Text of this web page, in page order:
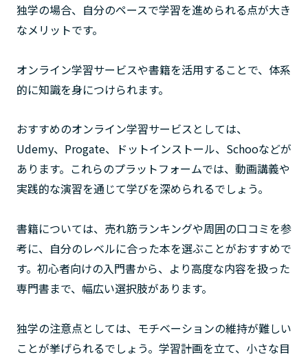
独学の場合、自分のペースで学習を進められる点が大き
なメリットです。
オンライン学習サービスや書籍を活用することで、体系
的に知識を身につけられます。
おすすめのオンライン学習サービスとしては、
Udemy、Progate、ドットインストール、Schooなどが
あります。これらのプラットフォームでは、動画講義や
実践的な演習を通じて学びを深められるでしょう。
書籍については、売れ筋ランキングや周囲の口コミを参
考に、自分のレベルに合った本を選ぶことがおすすめで
す。初心者向けの入門書から、より高度な内容を扱った
専門書まで、幅広い選択肢があります。
独学の注意点としては、モチベーションの維持が難しい
ことが挙げられるでしょう。学習計画を立て、小さな目